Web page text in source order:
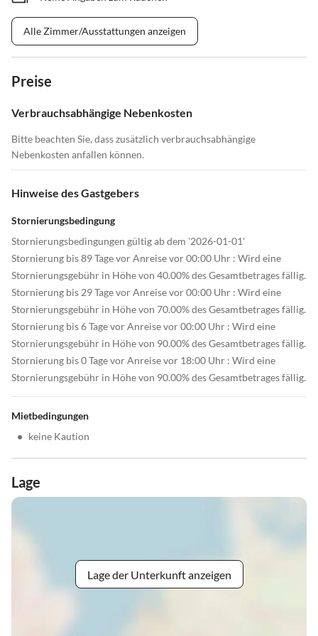
Alle Zimmer/Ausstattungen anzeigen
Preise
Verbrauchsabhängige Nebenkosten
Bitte beachten Sie, dass zusätzlich verbrauchsabhängige
Nebenkosten anfallen können.
Hinweise des Gastgebers
Stornierungsbedingung
Stornierungsbedingungen gültig ab dem '2026-01-01'
Stornierung bis 89 Tage vor Anreise vor 00:00 Uhr : Wird eine
Stornierungsgebühr in Höhe von 40.00% des Gesamtbetrages fällig.
Stornierung bis 29 Tage vor Anreise vor 00:00 Uhr : Wird eine
Stornierungsgebühr in Höhe von 70.00% des Gesamtbetrages fällig.
Stornierung bis 6 Tage vor Anreise vor 00:00 Uhr : Wird eine
Stornierungsgebühr in Höhe von 90.00% des Gesamtbetrages fällig.
Stornierung bis 0 Tage vor Anreise vor 18:00 Uhr : Wird eine
Stornierungsgebühr in Höhe von 90.00% des Gesamtbetrages fällig.
Mietbedingungen
• keine Kaution
Lage
Lage der Unterkunft anzeigen